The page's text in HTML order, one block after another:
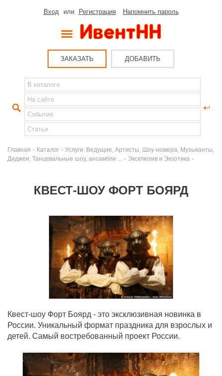
Вход или Регистрация Напомнить пароль
ЗАКАЗАТЬ ДОБАВИТЬ
Главная - Каталог - Услуги: Ведущие, Артисты, Шоу-номера, Музыканты,
Диджеи, Танцевальные шоу, ансамбли ...
- Эксклюзив и Экзотика -
КВЕСТ-ШОУ ФОРТ БОЯРД
Квест-шоу Форт Боярд - это эксклюзивная новинка в
России. Уникальный формат праздника для взрослых и
детей. Самый востребованный проект России.